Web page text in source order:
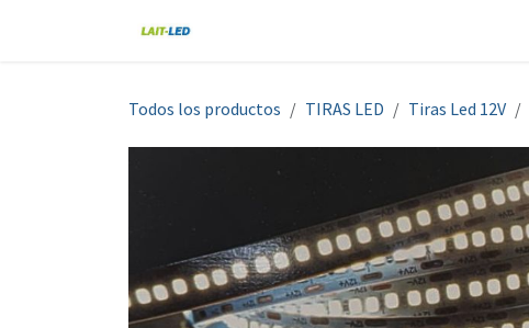
Todos los productos TIRAS LED Tiras Led 12V